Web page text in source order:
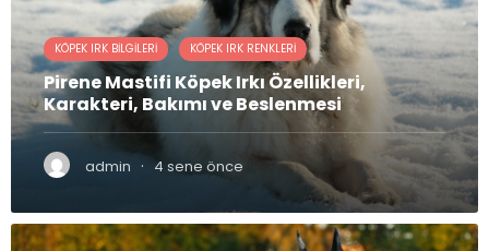
KÖPEK IRK BILGILERI KÖPEK IRK RENKLERI
Pirene Mastifi Köpek Irkı Özellikleri,
Karakteri, Bakımı ve Beslenmesi
admin · 4 sene önce